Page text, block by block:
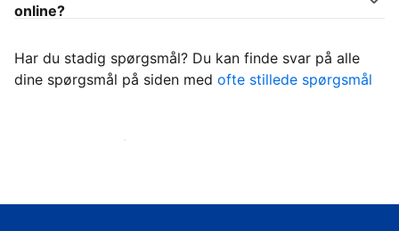
online?
Har du stadig spørgsmål? Du kan finde svar på alle
dine spørgsmål på siden med ofte stillede spørgsmål
Begynd at tage imod gæster